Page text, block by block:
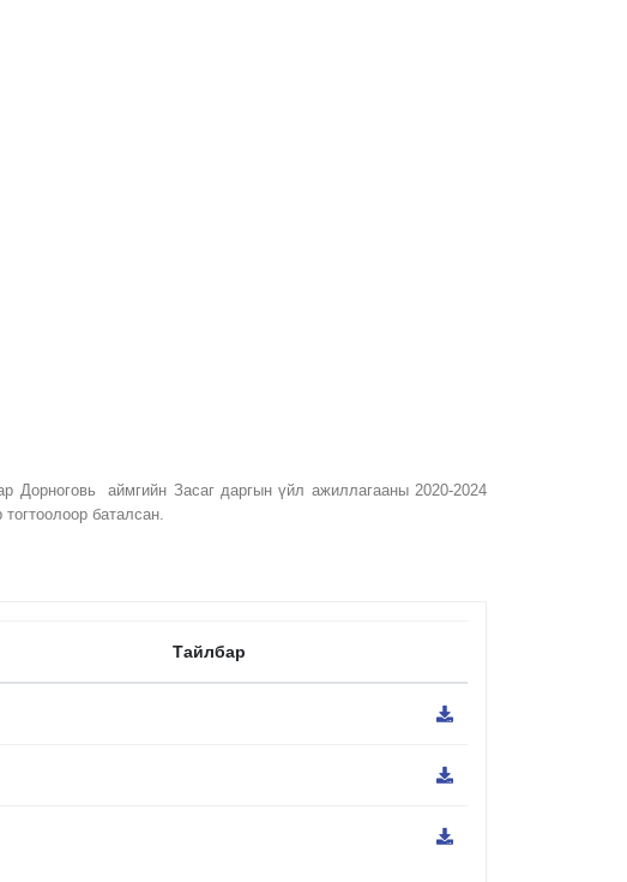
Дорноговь аймгийн Засаг даргын үйл ажиллагааны 2020-2024
баталсан.
Тайлбар